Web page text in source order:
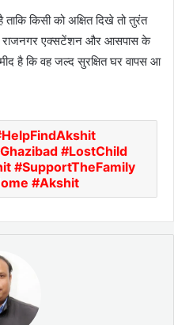
किसी को अक्षित दिखे तो तुरंत
राजनगर एक्सटेंशन और आसपास के
है कि वह जल्द सुरक्षित घर वापस आ
#LostChild
#SupportTheFamily
#Akshit